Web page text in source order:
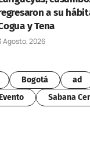
a su
y Tena
Agosto, 2026
Bogotá ad
Evento Sabana